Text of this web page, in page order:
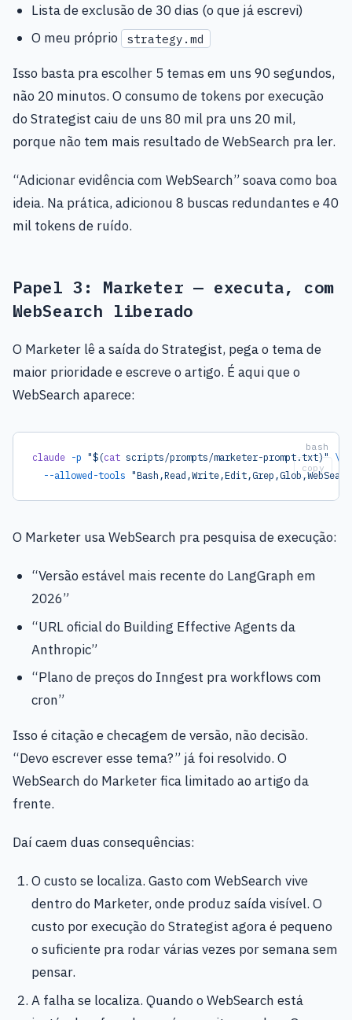
Lista de exclusão de 30 dias (o que já escrevi)
O meu próprio
strategy.md
Isso basta pra escolher 5 temas em uns 90 segundos,
não 20 minutos. O consumo de tokens por execução
do Strategist caiu de uns 80 mil pra uns 20 mil,
porque não tem mais resultado de WebSearch pra ler.
“Adicionar evidência com WebSearch” soava como boa
ideia. Na prática, adicionou 8 buscas redundantes e 40
mil tokens de ruído.
Papel 3: Marketer — executa, com
WebSearch liberado
O Marketer lê a saída do Strategist, pega o tema de
maior prioridade e escreve o artigo. É aqui que o
WebSearch aparece:
claude -p "$(cat scripts/prompts/marketer-prompt.txt)" \
  --allowed-tools
copy
O Marketer usa WebSearch pra pesquisa de execução:
“Versão estável mais recente do LangGraph em
2026”
“URL oficial do Building Effective Agents da
Anthropic”
“Plano de preços do Inngest pra workflows com
cron”
Isso é citação e checagem de versão, não decisão.
“Devo escrever esse tema?” já foi resolvido. O
WebSearch do Marketer fica limitado ao artigo da
frente.
Daí caem duas consequências:
O custo se localiza. Gasto com WebSearch vive
dentro do Marketer, onde produz saída visível. O
custo por execução do Strategist agora é pequeno
o suficiente pra rodar várias vezes por semana sem
pensar.
A falha se localiza. Quando o WebSearch está